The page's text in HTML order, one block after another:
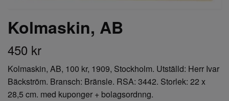
Kolmaskin, AB
450 kr
Kolmaskin, AB, 100 kr, 1909, Stockholm. Utställd: Herr Ivar
Bäckström. Bransch: Bränsle. RSA: 3442. Storlek: 22 x
28,5 cm. med kuponger + bolagsordnng.